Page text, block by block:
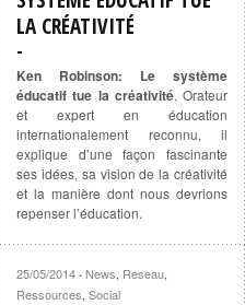
LA CRÉATIVITÉ
Ken Robinson: Le système
éducatif tue la créativité. Orateur
et expert en éducation
internationalement reconnu, il
explique d’une façon fascinante
ses idées, sa vision de la créativité
et la manière dont nous devrions
repenser l’éducation.
25/05/2014 · News, Reseau,
Ressources, Social